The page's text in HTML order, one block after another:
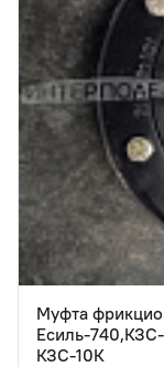
Муфта
Есиль-
КЗС-10К